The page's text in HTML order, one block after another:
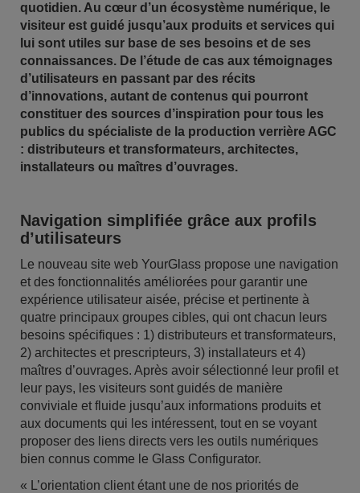
quotidien. Au cœur d’un écosystème numérique, le
visiteur est guidé jusqu’aux produits et services qui
lui sont utiles sur base de ses besoins et de ses
connaissances. De l’étude de cas aux témoignages
d’utilisateurs en passant par des récits
d’innovations, autant de contenus qui pourront
constituer des sources d’inspiration pour tous les
publics du spécialiste de la production verrière AGC
: distributeurs et transformateurs, architectes,
installateurs ou maîtres d’ouvrages.
Navigation simplifiée grâce aux profils
d’utilisateurs
Le nouveau site web YourGlass propose une navigation
et des fonctionnalités améliorées pour garantir une
expérience utilisateur aisée, précise et pertinente à
quatre principaux groupes cibles, qui ont chacun leurs
besoins spécifiques : 1) distributeurs et transformateurs,
2) architectes et prescripteurs, 3) installateurs et 4)
maîtres d’ouvrages. Après avoir sélectionné leur profil et
leur pays, les visiteurs sont guidés de manière
conviviale et fluide jusqu’aux informations produits et
aux documents qui les intéressent, tout en se voyant
proposer des liens directs vers les outils numériques
bien connus comme le Glass Configurator.
« L’orientation client étant une de nos priorités de